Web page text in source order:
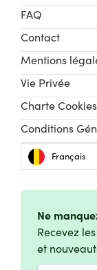
FAQ
Contact
Mentions
Vie Privée
Charte Cookies
Conditions
Français
Ne
Recevez
et